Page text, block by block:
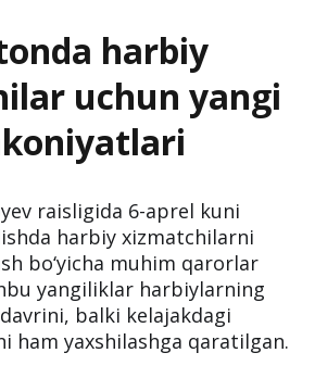
harbiy
uchun yangi
raisligida 6-aprel kuni
harbiy xizmatchilarni
bo‘yicha muhim qarorlar
yangiliklar harbiylarning
balki kelajakdagi
ham yaxshilashga qaratilgan.